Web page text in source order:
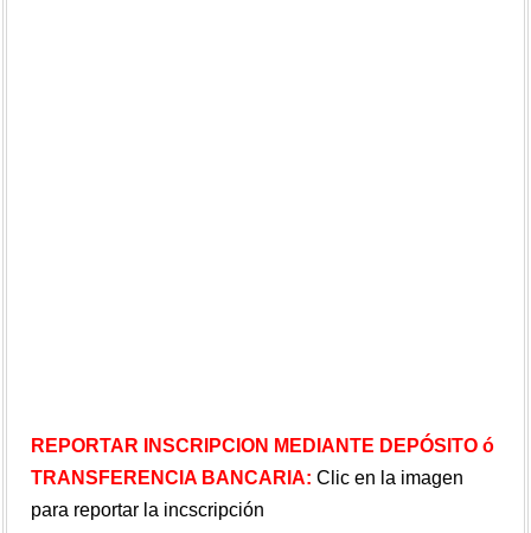
REPORTAR INSCRIPCION MEDIANTE DEPÓSITO ó
TRANSFERENCIA BANCARIA: Clic en la imagen
para reportar la incscripción